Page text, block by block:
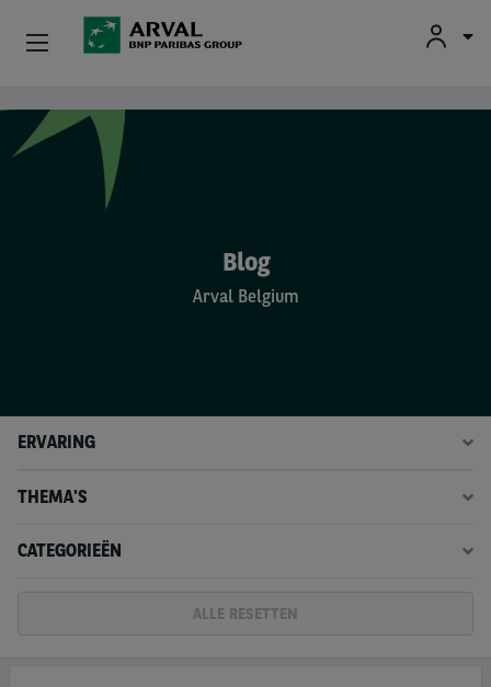
Overslaan en naar de inhoud gaan
Blog
Arval Belgium
ERVARING
THEMA'S
CATEGORIEËN
ALLE RESETTEN
Particulieren
Kmo's & Zelfstandigen